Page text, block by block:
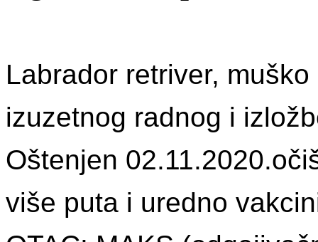
Labrador retriver, muško
izuzetnog radnog i izlož
Oštenjen 02.11.2020.oči
više puta i uredno